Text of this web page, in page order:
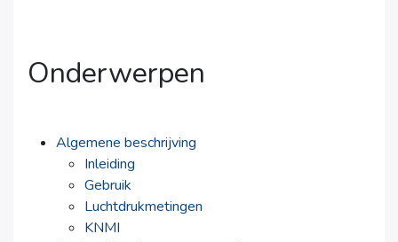
Onderwerpen
Algemene beschrijving
Inleiding
Gebruik
Luchtdrukmetingen
KNMI